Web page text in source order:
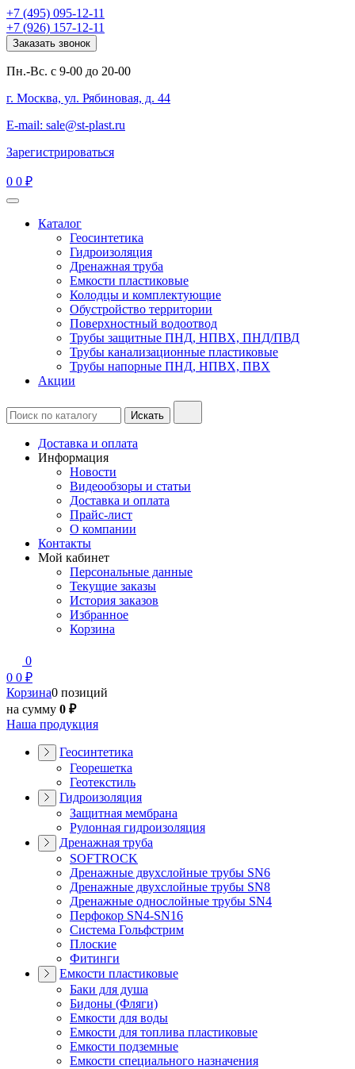
+7 (495) 095-12-11
+7 (926) 157-12-11
Заказать звонок
Пн.-Вс. с 9-00 до 20-00
г. Москва, ул. Рябиновая, д. 44
E-mail: sale@st-plast.ru
Зарегистрироваться
0 0 ₽
Каталог
Геосинтетика
Гидроизоляция
Дренажная труба
Емкости пластиковые
Колодцы и комплектующие
Обустройство территории
Поверхностный водоотвод
Трубы защитные ПНД, НПВХ, ПНД/ПВД
Трубы канализационные пластиковые
Трубы напорные ПНД, НПВХ, ПВХ
Акции
Доставка и оплата
Информация
Новости
Видеообзоры и статьи
Доставка и оплата
Прайс-лист
О компании
Контакты
Мой кабинет
Персональные данные
Текущие заказы
История заказов
Избранное
Корзина
0
0 0 ₽
Корзина0 позиций
на сумму 0 ₽
Наша продукция
Геосинтетика
Георешетка
Геотекстиль
Гидроизоляция
Защитная мембрана
Рулонная гидроизоляция
Дренажная труба
SOFTROCK
Дренажные двухслойные трубы SN6
Дренажные двухслойные трубы SN8
Дренажные однослойные трубы SN4
Перфокор SN4-SN16
Система Гольфстрим
Плоские
Фитинги
Емкости пластиковые
Баки для душа
Бидоны (Фляги)
Емкости для воды
Емкости для топлива пластиковые
Емкости подземные
Емкости специального назначения